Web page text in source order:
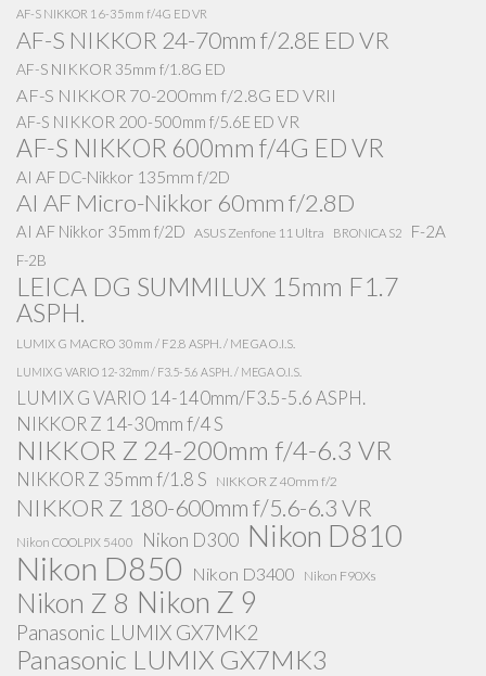
AF-S NIKKOR 16-35mm f/4G ED VR
AF-S NIKKOR 24-70mm f/2.8E ED VR
AF-S NIKKOR 35mm f/1.8G ED
AF-S NIKKOR 70-200mm f/2.8G ED VRII
AF-S NIKKOR 200-500mm f/5.6E ED VR
AF-S NIKKOR 600mm f/4G ED VR
AI AF DC-Nikkor 135mm f/2D
AI AF Micro-Nikkor 60mm f/2.8D
AI AF Nikkor 35mm f/2D ASUS Zenfone 11 Ultra BRONICA S2 F-2A
F-2B
LEICA DG SUMMILUX 15mm F1.7
ASPH.
LUMIX G MACRO 30mm / F2.8 ASPH. / MEGA O.I.S.
LUMIX G VARIO 12-32mm / F3.5-5.6 ASPH. / MEGA O.I.S.
LUMIX G VARIO 14-140mm/F3.5-5.6 ASPH.
NIKKOR Z 14-30mm f/4 S
NIKKOR Z 24-200mm f/4-6.3 VR
NIKKOR Z 35mm f/1.8 S NIKKOR Z 40mm f/2
NIKKOR Z 180-600mm f/5.6-6.3 VR
Nikon COOLPIX 5400 Nikon D300 Nikon D810
Nikon D850 Nikon D3400 Nikon F90Xs
Nikon Z 8 Nikon Z 9
Panasonic LUMIX GX7MK2
Panasonic LUMIX GX7MK3